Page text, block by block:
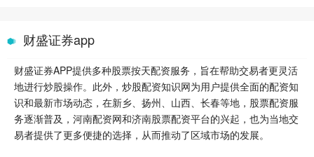
财盛证券app
财盛证券APP提供多种股票按天配资服务，旨在帮助交易者更灵活
地进行炒股操作。此外，炒股配资知识网为用户提供全面的配资知
识和最新市场动态，在新乡、扬州、山西、长春等地，股票配资服
务逐渐普及，河南配资网和济南股票配资平台的兴起，也为当地交
易者提供了更多便捷的选择，从而推动了区域市场的发展。